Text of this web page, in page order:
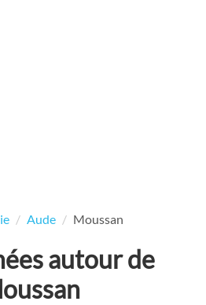
Aude Moussan
autour de